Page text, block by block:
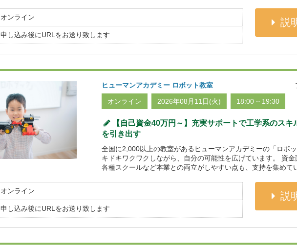
オンライン
申し込み後にURLをお送り致します
説
ヒューマンアカデミー ロボット教室
オンライン 2026年08月11日(火) 18:00 ~ 19:30
【自己資金40万円～】充実サポートで工学系のス
を引き出す
全国に2,000以上の教室があるヒューマンアカデミーの「ロボ
キドキワクワクしながら、自分の可能性を広げています。 資
各種スクールなど本業との両立がしやすい点も、支持を集めて
オンライン
申し込み後にURLをお送り致します
説